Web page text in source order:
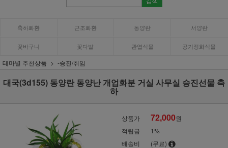
축하화환 근조화환 동양란 서양란
꽃바구니 꽃다발 관엽식물 공기정화식물
테마별 추천상품 -승진/취임
대국(3d155) 동양란 동양난 개업화분 거실 사무실 승진선물 축
하
상품가 72,000원
적립금
1%
배송비
(무료)